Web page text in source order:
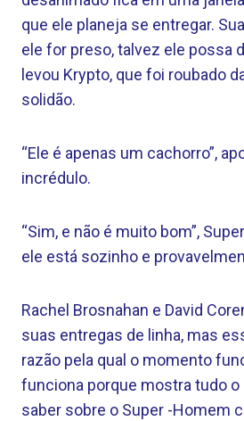
que ele planeja se entregar.
ele for preso, talvez ele possa
levou Krypto, que foi roubado
solidão.
“Ele é apenas um cachorro”,
incrédulo.
“Sim, e não é muito bom”,
ele está sozinho e
Rachel Brosnahan e David
suas entregas de linha, mas
razão pela qual o momento
funciona porque mostra tudo
saber sobre o Super -Homem